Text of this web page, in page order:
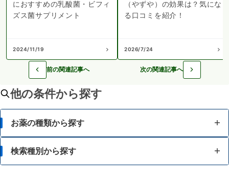
におすすめの乳酸菌・ビフィ
ズス菌サプリメント
2024/11/19
（やずや）の効果は？気にな
る口コミを紹介！
2026/7/24
前の関連記事へ 次の関連記事へ
他の条件から探す
お薬の種類から探す
かぜ薬
検索種別から探す